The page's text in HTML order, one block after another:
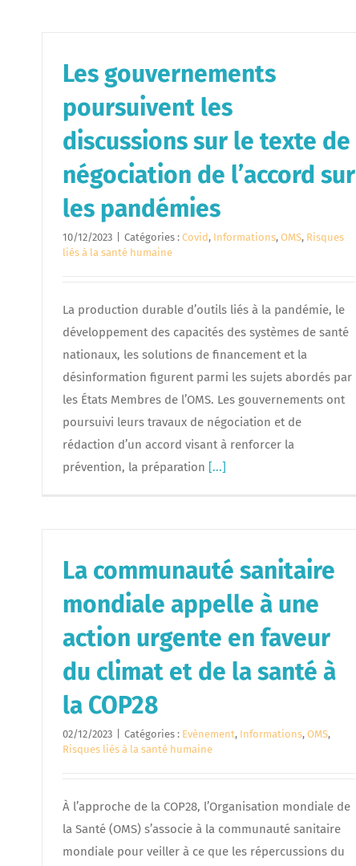
Les gouvernements
poursuivent les
discussions sur le texte de
négociation de l’accord sur
les pandémies
10/12/2023 Catégories : Covid, Informations, OMS, Risques
liés à la santé humaine
La production durable d’outils liés à la pandémie, le
développement des capacités des systèmes de santé
nationaux, les solutions de financement et la
désinformation figurent parmi les sujets abordés par
les États Membres de l’OMS. Les gouvernements ont
poursuivi leurs travaux de négociation et de
rédaction d’un accord visant à renforcer la
prévention, la préparation [...]
La communauté sanitaire
mondiale appelle à une
action urgente en faveur
du climat et de la santé à
la COP28
02/12/2023 Catégories : Evènement, Informations, OMS,
Risques liés à la santé humaine
À l’approche de la COP28, l’Organisation mondiale de
la Santé (OMS) s’associe à la communauté sanitaire
mondiale pour veiller à ce que les répercussions du